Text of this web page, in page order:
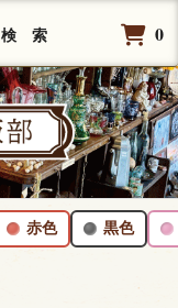
検 索 0
赤色 黒色